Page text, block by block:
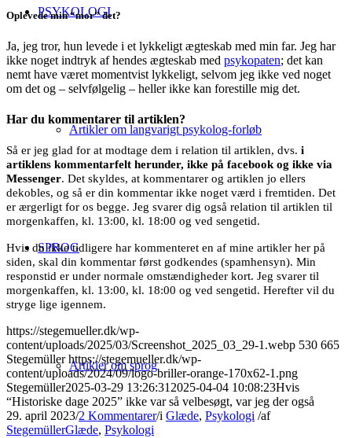
PSYKOLOGI
Artikler om langvarigt psykolog-forløb
SPROG
Artikler om sprog
Oplevede min “mor” det?
Ja, jeg tror, hun levede i et lykkeligt ægteskab med min far. Jeg har
ikke noget indtryk af hendes ægteskab med psykopaten; det kan
nemt have været momentvist lykkeligt, selvom jeg ikke ved noget
om det og – selvfølgelig – heller ikke kan forestille mig det.
Har du kommentarer til artiklen?
Så er jeg glad for at modtage dem i relation til artiklen, dvs. i
artiklens kommentarfelt herunder, ikke på facebook og ikke via
Messenger. Det skyldes, at kommentarer og artiklen jo ellers
dekobles, og så er din kommentar ikke noget værd i fremtiden. Det
er ærgerligt for os begge. Jeg svarer dig også relation til artiklen til
morgenkaffen, kl. 13:00, kl. 18:00 og ved sengetid.
Hvis du ikke tidligere har kommenteret en af mine artikler her på
siden, skal din kommentar først godkendes (spamhensyn). Min
responstid er under normale omstændigheder kort. Jeg svarer til
morgenkaffen, kl. 13:00, kl. 18:00 og ved sengetid. Herefter vil du
stryge lige igennem.
https://stegemueller.dk/wp-
content/uploads/2025/03/Screenshot_2025_03_29-1.webp 530 665
Stegemüller https://stegemueller.dk/wp-
content/uploads/2024/09/logo-briller-orange-170x62-1.png
Stegemüller2025-03-29 13:26:31 2025-04-04 10:08:23Hvis
“Historiske dage 2025” ikke var så velbesøgt, var jeg der også
29. april 2023/2 Kommentarer/i Glæde, Psykologi /af
StegemüllerGlæde, Psykologi